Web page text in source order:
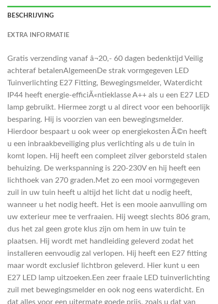
BESCHRIJVING
EXTRA INFORMATIE
Gratis verzending vanaf â¬20,- 60 dagen bedenktijd Veilig
achteraf betalenAlgemeenDe strak vormgegeven LED
Tuinverlichting E27 Fitting, Bewegingsmelder, Waterdicht
IP44 heeft energie-efficiÃ«ntieklasse A++ als u een E27 LED
lamp gebruikt. Hiermee zorgt u al direct voor een behoorlijk
besparing. Hij is voorzien van een bewegingsmelder.
Hierdoor bespaart u ook weer op energiekosten Ã©n heeft
u een inbraakbeveiliging plus verlichting als u de tuin in
komt lopen. Hij heeft een compleet zilver geborsteld stalen
behuizing. De werkspanning is 220-230V en hij heeft een
lichthoek van 270 graden.Met zo een mooi vormgegeven
zuil in uw tuin heeft u altijd het licht dat u nodig heeft,
wanneer u het nodig heeft. Het is een mooie aanvulling om
uw exterieur mee te verfraaien. Hij weegt slechts 806 gram,
dus het zal geen grote klus zijn om hem in uw tuin te
plaatsen. Hij wordt met handleiding geleverd zodat het
installeren eenvoudig zal verlopen. Hij heeft een E27 fitting
maar wordt exclusief lichtbron geleverd. Hier kunt u een
E27 LED lamp uitzoeken.Een zeer fraaie LED tuinverlichting
zuil met bewegingsmelder en ook nog eens waterdicht. En
dat alles voor een uitermate goede prijs, zoals u dat van